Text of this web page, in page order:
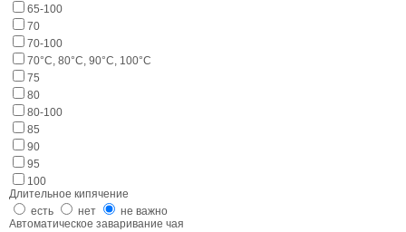
65-100
70
70-100
70°С, 80°С, 90°С, 100°С
75
80
80-100
85
90
95
100
Длительное кипячение
есть
нет
не важно
Автоматическое заваривание чая